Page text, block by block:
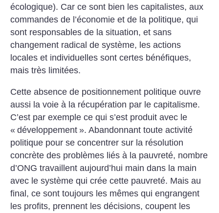
écologique). Car ce sont bien les capitalistes, aux
commandes de l’économie et de la politique, qui
sont responsables de la situation, et sans
changement radical de système, les actions
locales et individuelles sont certes bénéfiques,
mais très limitées.
Cette absence de positionnement politique ouvre
aussi la voie à la récupération par le capitalisme.
C’est par exemple ce qui s’est produit avec le
« développement ». Abandonnant toute activité
politique pour se concentrer sur la résolution
concrète des problèmes liés à la pauvreté, nombre
d’ONG travaillent aujourd’hui main dans la main
avec le système qui crée cette pauvreté. Mais au
final, ce sont toujours les mêmes qui engrangent
les profits, prennent les décisions, coupent les